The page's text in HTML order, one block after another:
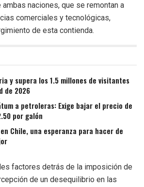
naciones, que se remontan a
comerciales y tecnológicas,
de esta contienda.
y supera los 1.5 millones de visitantes
de 2026
a petroleras: Exige bajar el precio de
por galón
Chile, una esperanza para hacer de
factores detrás de la imposición de
de un desequilibrio en las